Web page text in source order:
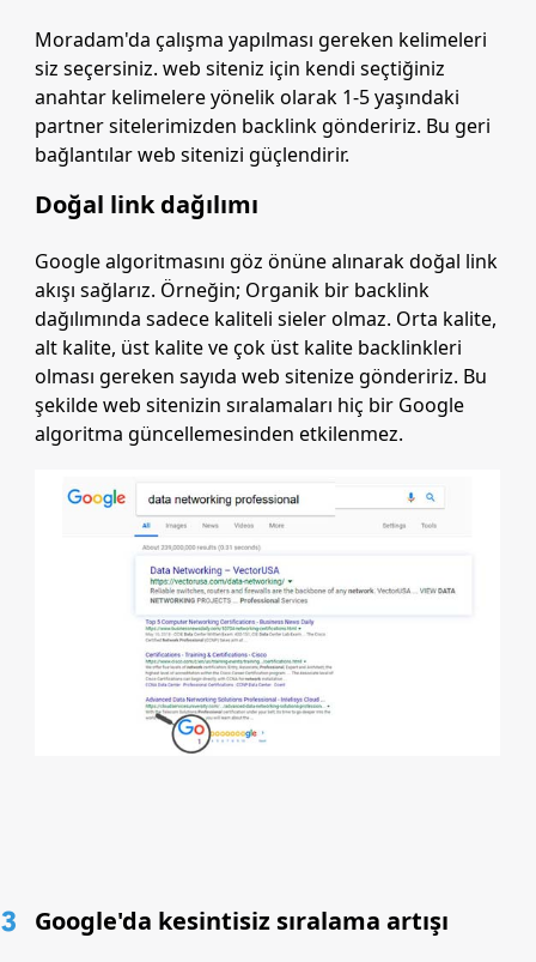
Moradam'da çalışma yapılması gereken kelimeleri
siz seçersiniz. web siteniz için kendi seçtiğiniz
anahtar kelimelere yönelik olarak 1-5 yaşındaki
partner sitelerimizden backlink göndeririz. Bu geri
bağlantılar web sitenizi güçlendirir.
Doğal link dağılımı
Google algoritmasını göz önüne alınarak doğal link
akışı sağlarız. Örneğin; Organik bir backlink
dağılımında sadece kaliteli sieler olmaz. Orta kalite,
alt kalite, üst kalite ve çok üst kalite backlinkleri
olması gereken sayıda web sitenize göndeririz. Bu
şekilde web sitenizin sıralamaları hiç bir Google
algoritma güncellemesinden etkilenmez.
3 Google'da kesintisiz sıralama artışı